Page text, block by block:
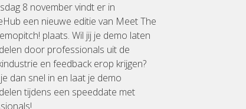
8 november vindt er in
een nieuwe editie van Meet The
plaats. Wil jij je demo laten
door professionals uit de
en feedback erop krijgen?
dan snel in en laat je demo
tijdens een speeddate met